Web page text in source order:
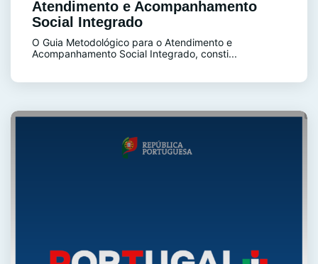
Atendimento e Acompanhamento
Social Integrado
O Guia Metodológico para o Atendimento e
Acompanhamento Social Integrado, consti...